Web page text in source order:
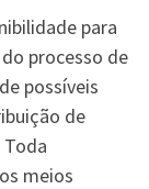
para
processo de
possíveis
de
meios